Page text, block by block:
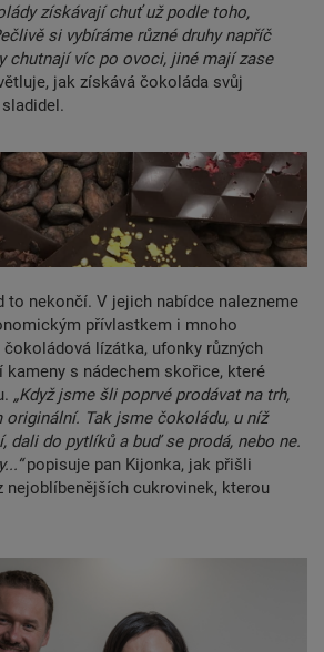
získávají chuť už podle toho,
si vybíráme různé druhy napříč
chutnají víc po ovoci, jiné mají zase
jak získává čokoláda svůj
to nekončí. V jejich nabídce nalezneme
přívlastkem i mnoho
lízátka, ufonky různých
s nádechem skořice, které
„Když jsme šli poprvé prodávat na trh,
Tak jsme čokoládu, u níž
dali do pytlíků a buď se prodá, nebo ne.
popisuje pan Kijonka, jak přišli
nejoblíbenějších cukrovinek, kterou